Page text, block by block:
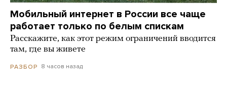
Мобильный интернет в России все чаще
работает только по белым спискам
Расскажите, как этот режим ограничений вводится
там, где вы живете
РАЗБОР 8 часов назад